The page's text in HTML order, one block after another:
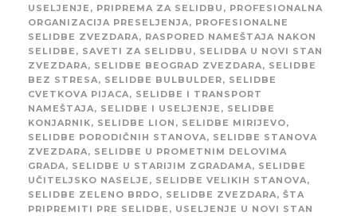
USELJENJE , PRIPREMA ZA SELIDBU , PROFESIONALNA
ORGANIZACIJA PRESELJENJA, PROFESIONALNE
SELIDBE ZVEZDARA, RASPORED NAMEŠTAJA NAKON
SELIDBE , SAVETI ZA SELIDBU , SELIDBA U NOVI STAN
ZVEZDARA, SELIDBE BEOGRAD ZVEZDARA, SELIDBE
BEZ STRESA, SELIDBE BULBULDER, SELIDBE
CVETKOVA PIJACA, SELIDBE I TRANSPORT
NAMEŠTAJA, SELIDBE I USELJENJE , SELIDBE
KONJARNIK, SELIDBE LION , SELIDBE MIRIJEVO,
SELIDBE PORODIČNIH STANOVA, SELIDBE STANOVA
ZVEZDARA, SELIDBE U PROMETNIM DELOVIMA
GRADA, SELIDBE U STARIJIM ZGRADAMA, SELIDBE
UČITELJSKO NASELJE , SELIDBE VELIKIH STANOVA,
SELIDBE ZELENO BRDO, SELIDBE ZVEZDARA, ŠTA
PRIPREMITI PRE SELIDBE , USELJENJE U NOVI STAN